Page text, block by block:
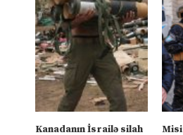
Kanadanın İsrailə silah